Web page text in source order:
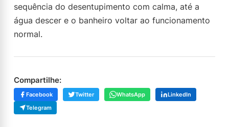
sequência do desentupimento com calma, até a
água descer e o banheiro voltar ao funcionamento
normal.
Compartilhe:
Facebook Twitter WhatsApp
LinkedIn
Telegram